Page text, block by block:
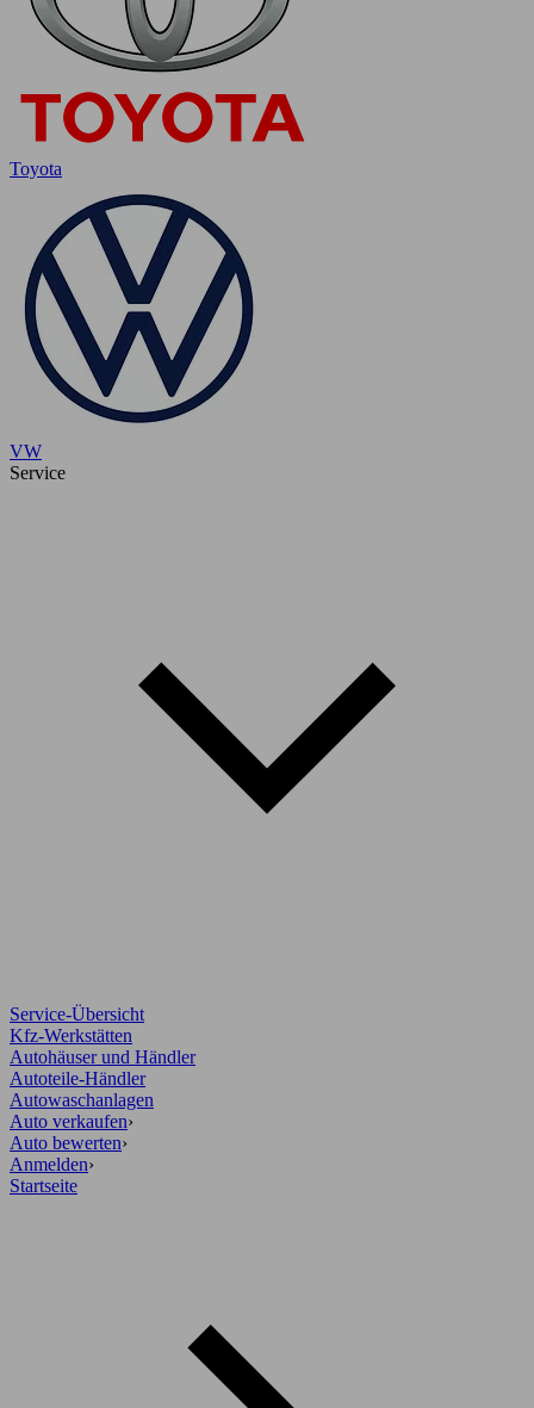
Toyota
VW
Service
Service-Übersicht
Kfz-Werkstätten
Autohäuser und Händler
Autoteile-Händler
Autowaschanlagen
Auto verkaufen›
Auto bewerten›
Anmelden›
Startseite